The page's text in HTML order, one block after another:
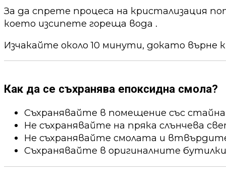
За да спрете процеса на кристализация
което изсипете гореща вода .
Изчакайте около 10 минути, докато върне
Как да се съхранява епоксидна смола?
Съхранявайте в помещение със
Не съхранявайте на пряка слънчева
Не съхранявайте смолата и
Съхранявайте в оригиналните